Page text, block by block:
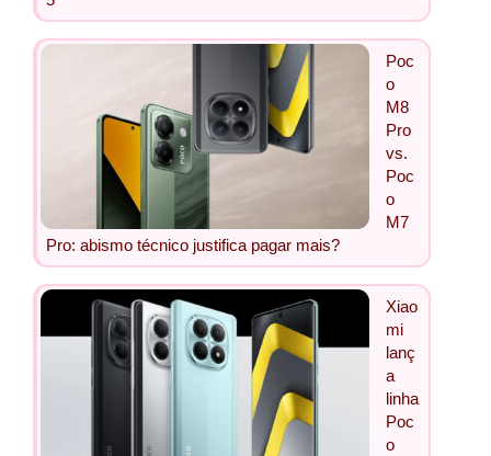
Poc
o
M8
Pro
vs.
Poc
o
M7
Pro: abismo técnico justifica pagar mais?
Xiao
mi
lanç
a
linha
Poc
o